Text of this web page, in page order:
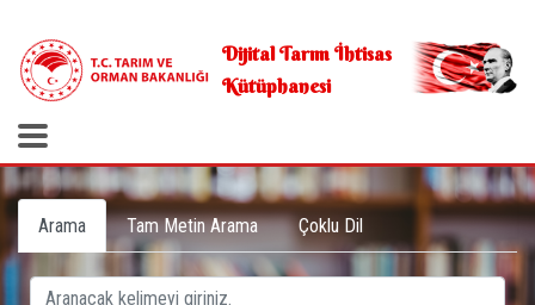
Dijital Tarım İhtisas
Kütüphanesi
Arama Tam Metin Arama Çoklu Dil